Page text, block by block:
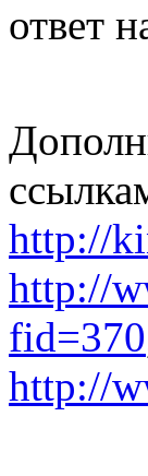
ответ
http://
http://
fid=370
http://